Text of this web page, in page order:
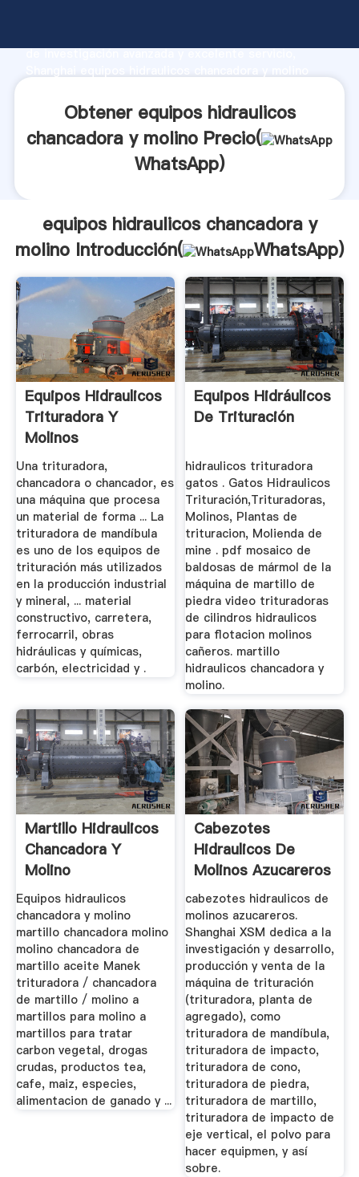
de investigación avanzada y excelente servicio,
clientes.Obtener equipos hidraulicos
chancadora y molino Precio(
WhatsApp)
equipos hidraulicos chancadora y
molino Introducción(
WhatsApp)
Equipos Hidraulicos
Trituradora Y
Molinos
Una trituradora,
chancadora o chancador, es
una máquina que procesa
un material de forma ... La
trituradora de mandíbula
es uno de los equipos de
trituración más utilizados
en la producción industrial
y mineral, ... material
constructivo, carretera,
ferrocarril, obras
hidráulicas y químicas,
carbón, electricidad y .
Equipos Hidráulicos
De Trituración
hidraulicos trituradora
gatos . Gatos Hidraulicos
Trituración,Trituradoras,
Molinos, Plantas de
trituracion, Molienda de
mine . pdf mosaico de
baldosas de mármol de la
máquina de martillo de
piedra video trituradoras
de cilindros hidraulicos
para flotacion molinos
cañeros. martillo
hidraulicos chancadora y
molino.
Martillo Hidraulicos
Chancadora Y
Molino
Equipos hidraulicos
chancadora y molino
martillo chancadora molino
molino chancadora de
martillo aceite Manek
trituradora / chancadora
de martillo / molino a
martillos para molino a
martillos para tratar
carbon vegetal, drogas
crudas, productos tea,
cafe, maiz, especies,
alimentacion de ganado y ...
Cabezotes
Hidraulicos De
Molinos Azucareros
Trituradora ...
cabezotes hidraulicos de
molinos azucareros.
Shanghai XSM dedica a la
investigación y desarrollo,
producción y venta de la
máquina de trituración
(trituradora, planta de
agregado), como
trituradora de mandíbula,
trituradora de impacto,
trituradora de cono,
trituradora de piedra,
trituradora de martillo,
trituradora de impacto de
eje vertical, el polvo para
hacer equipmen, y así
sobre.